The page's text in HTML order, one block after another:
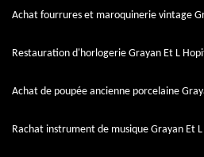
Achat fourrures et maroquinerie vintage
Restauration d'horlogerie Grayan Et L
Achat de poupée ancienne porcelaine
Rachat instrument de musique Grayan Et